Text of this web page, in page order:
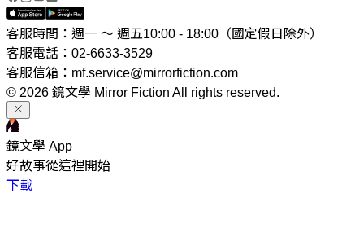
客服時間：週一 ～ 週五10:00 - 18:00（國定假日除外）
客服電話：02-6633-3529
客服信箱：mf.service@mirrorfiction.com
© 2026 鏡文學 Mirror Fiction All rights reserved.
鏡文學 App
好故事從這裡開始
下載